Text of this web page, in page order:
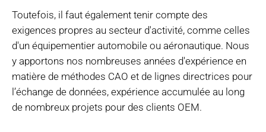
Toutefois, il faut également tenir compte des
exigences propres au secteur d'activité, comme celles
d'un équipementier automobile ou aéronautique. Nous
y apportons nos nombreuses années d'expérience en
matière de méthodes CAO et de lignes directrices pour
l’échange de données, expérience accumulée au long
de nombreux projets pour des clients OEM.